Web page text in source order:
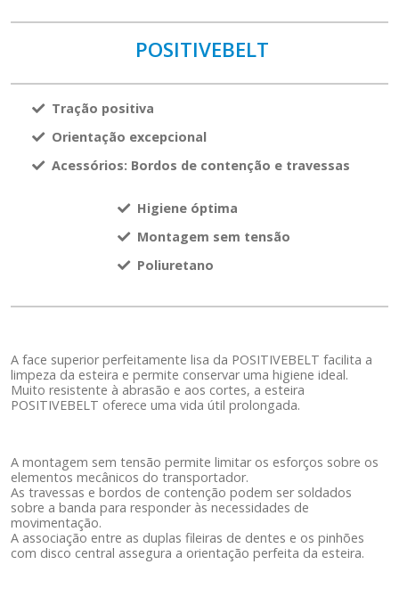
POSITIVEBELT
Tração positiva
Orientação excepcional
Acessórios: Bordos de contenção e travessas
Higiene óptima
Montagem sem tensão
Poliuretano
A face superior perfeitamente lisa da POSITIVEBELT facilita a
limpeza da esteira e permite conservar uma higiene ideal.
Muito resistente à abrasão e aos cortes, a esteira
POSITIVEBELT oferece uma vida útil prolongada.
A montagem sem tensão permite limitar os esforços sobre os
elementos mecânicos do transportador.
As travessas e bordos de contenção podem ser soldados
sobre a banda para responder às necessidades de
movimentação.
A associação entre as duplas fileiras de dentes e os pinhões
com disco central assegura a orientação perfeita da esteira.